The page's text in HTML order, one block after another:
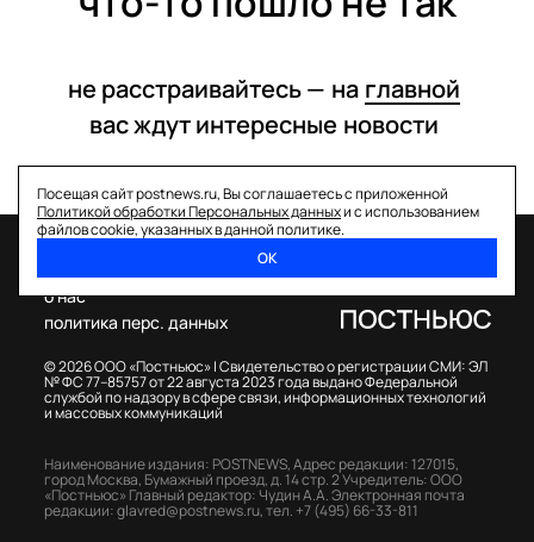
не расстраивайтесь — на главной
вас ждут интересные новости
Посещая сайт postnews.ru, Вы соглашаетесь с приложенной
Политикой обработки Персональных данныхи с использованием
файлов cookie, указанных в данной политике.
ОК
© 2026 ООО «Постньюс» |Свидетельство о регистрации СМИ: ЭЛ
№ ФС 77–85757 от 22 августа 2023 года выдано Федеральной
службой по надзору в сфере связи, информационных технологий
и массовых коммуникаций
о нас
политика перс. данных
Наименование издания: POSTNEWS,Адрес редакции: 127015,
город Москва, Бумажный проезд, д. 14 стр. 2Учредитель: ООО
«Постньюс» Главный редактор: Чудин А.А.Электронная почта
редакции:glavred@postnews.ru,тел. +7 (495) 66-33-811